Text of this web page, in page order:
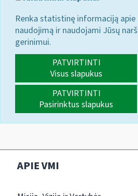
Renka statistinę informaciją apie
naudojimą ir naudojami Jūsų
gerinimui.
PATVIRTINTI
Visus slapukus
PATVIRTINTI
Pasirinktus slapukus
APIE VMI